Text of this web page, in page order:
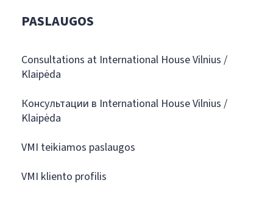
PASLAUGOS
Consultations at International House Vilnius /
Klaipėda
Консультации в International House Vilnius /
Klaipėda
VMI teikiamos paslaugos
VMI kliento profilis